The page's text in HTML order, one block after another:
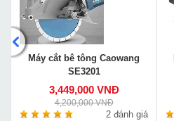
Máy cắt bê tông Caowang
SE3201
3,449,000 VNĐ
4,200,000 VNĐ
2 đánh giá